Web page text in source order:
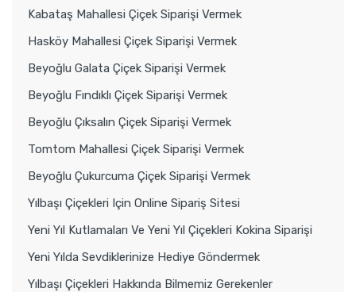
Kabataş Mahallesi Çiçek Siparişi Vermek
Hasköy Mahallesi Çiçek Siparişi Vermek
Beyoğlu Galata Çiçek Siparişi Vermek
Beyoğlu Fındıklı Çiçek Siparişi Vermek
Beyoğlu Çıksalın Çiçek Siparişi Vermek
Tomtom Mahallesi Çiçek Siparişi Vermek
Beyoğlu Çukurcuma Çiçek Siparişi Vermek
Yılbaşı Çiçekleri Için Online Sipariş Sitesi
Yeni Yıl Kutlamaları Ve Yeni Yıl Çiçekleri Kokina Siparişi
Yeni Yılda Sevdiklerinize Hediye Göndermek
Yılbaşı Çiçekleri Hakkında Bilmemiz Gerekenler